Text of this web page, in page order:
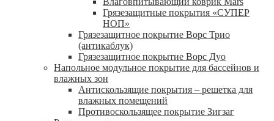
Грязезащитные покрытия «СУПЕР
НОП»
Грязезащитное покрытие Ворс Трио
(антикаблук)
Грязезащитное покрытие Ворс Дуо
Напольное модульное покрытие для бассейнов и
влажных зон
Антискользящие покрытия – решетка для
влажных помещений
Противоскользящее покрытие Зигзаг